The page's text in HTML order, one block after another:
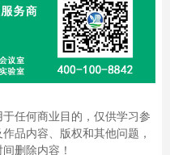
任何商业目的，仅供学习参
品内容、版权和其他问题，
删除内容！